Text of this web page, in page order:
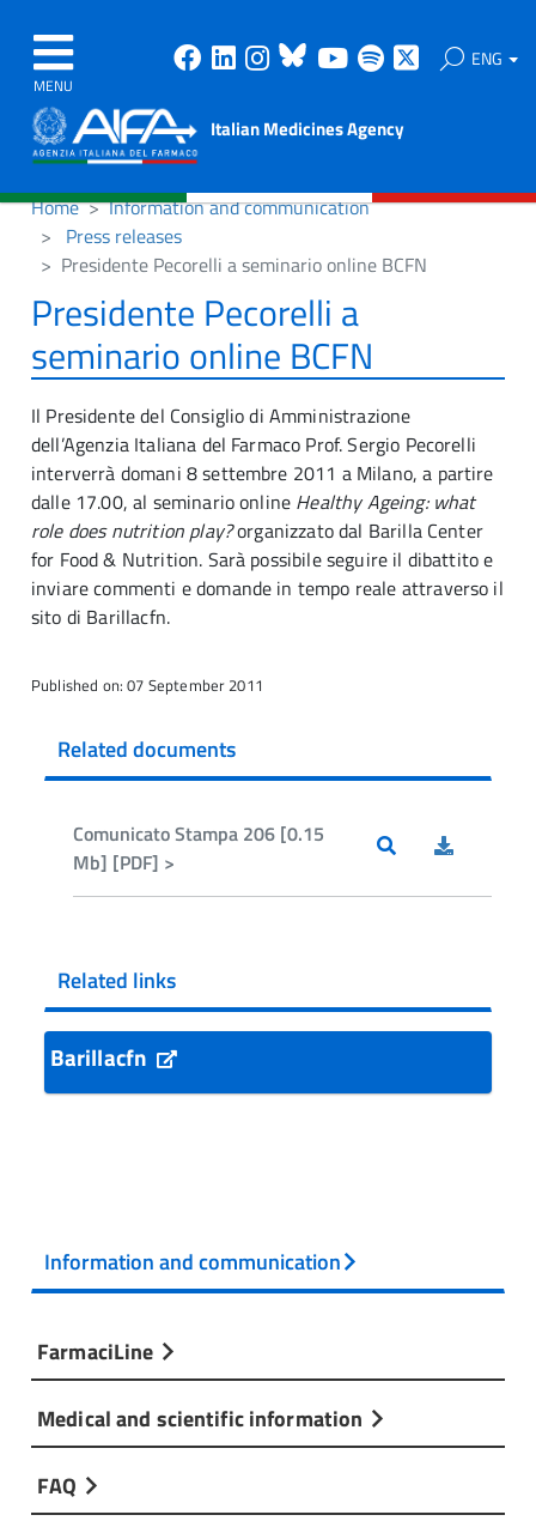
MENU
Facebook
Linkedin
Instagram
Bluesky
Youtube
Spotify ENG
Italian Medicines Agency
Home
Information and communication
Press releases
Presidente Pecorelli a seminario online BCFN
Presidente Pecorelli a
seminario online BCFN
Il Presidente del Consiglio di Amministrazione
dell’Agenzia Italiana del Farmaco Prof. Sergio Pecorelli
interverrà domani 8 settembre 2011 a Milano, a partire
dalle 17.00, al seminario online Healthy Ageing: what
role does nutrition play?organizzato dal Barilla Center
for Food & Nutrition. Sarà possibile seguire il dibattito e
inviare commenti e domande in tempo reale attraverso il
sito di Barillacfn.
Published on: 07 September 2011
Related documents
Comunicato Stampa 206 [0.15
Mb] [PDF] >
Related links
Barillacfn
Information and communication
FarmaciLine
Medical and scientific information
FAQ